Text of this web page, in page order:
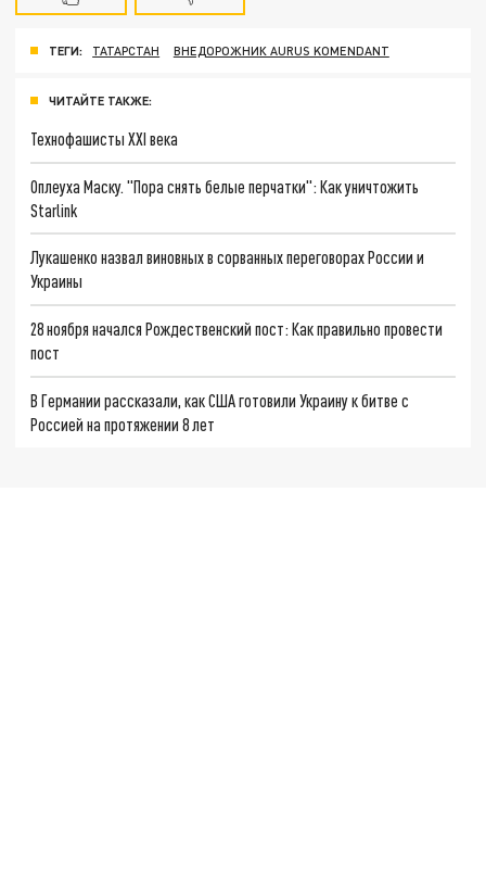
ТЕГИ: ТАТАРСТАН ВНЕДОРОЖНИК AURUS KOMENDANT
ЧИТАЙТЕ ТАКЖЕ:
Технофашисты XXI века
Оплеуха Маску. "Пора снять белые перчатки": Как уничтожить
Starlink
Лукашенко назвал виновных в сорванных переговорах России и
Украины
28 ноября начался Рождественский пост: Как правильно провести
пост
В Германии рассказали, как США готовили Украину к битве с
Россией на протяжении 8 лет